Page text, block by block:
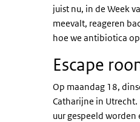
juist nu, in de Week
meevalt, reageren
hoe we antibiotica
Escape
Op maandag 18,
Catharijne in
uur gespeeld worden